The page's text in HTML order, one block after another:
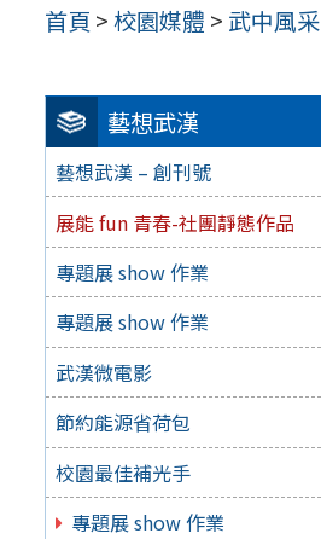
首頁 >校園媒體 > 武中風采
藝想武漢
藝想武漢 – 創刊號
展能 fun 青春-社團靜態作品
專題展 show 作業
專題展 show 作業
武漢微電影
節約能源省荷包
校園最佳補光手
專題展 show 作業